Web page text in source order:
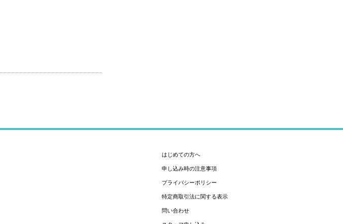
はじめての方へ
申し込み時の注意事項
プライバシーポリシー
特定商取引法に関する表示
問い合わせ